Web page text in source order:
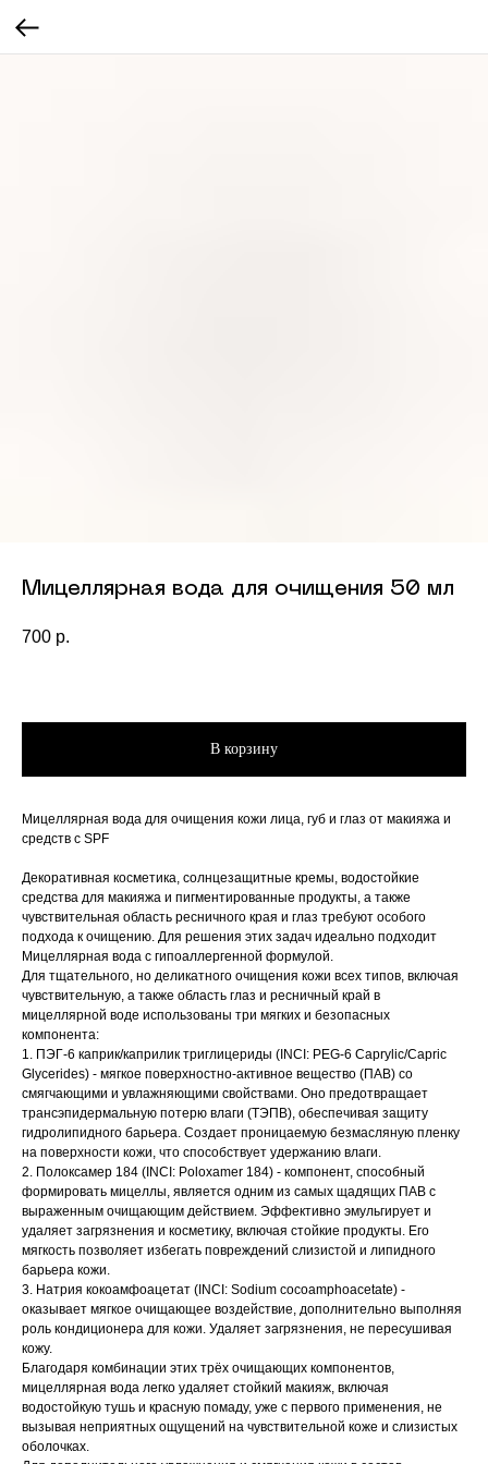
Мицеллярная вода для очищения 50 мл
700 р.
В корзину
Мицеллярная вода для очищения кожи лица, губ и глаз от макияжа и
средств с SPF
Декоративная косметика, солнцезащитные кремы, водостойкие
средства для макияжа и пигментированные продукты, а также
чувствительная область ресничного края и глаз требуют особого
подхода к очищению. Для решения этих задач идеально подходит
Мицеллярная вода с гипоаллергенной формулой.
Для тщательного, но деликатного очищения кожи всех типов, включая
чувствительную, а также область глаз и ресничный край в
мицеллярной воде использованы три мягких и безопасных
компонента:
1. ПЭГ-6 каприк/каприлик триглицериды (INCI: PEG-6 Caprylic/Capric
Glycerides) - мягкое поверхностно-активное вещество (ПАВ) со
смягчающими и увлажняющими свойствами. Оно предотвращает
трансэпидермальную потерю влаги (ТЭПВ), обеспечивая защиту
гидролипидного барьера. Создает проницаемую безмасляную пленку
на поверхности кожи, что способствует удержанию влаги.
2. Полоксамер 184 (INCI: Poloxamer 184) - компонент, способный
формировать мицеллы, является одним из самых щадящих ПАВ с
выраженным очищающим действием. Эффективно эмульгирует и
удаляет загрязнения и косметику, включая стойкие продукты. Его
мягкость позволяет избегать повреждений слизистой и липидного
барьера кожи.
3. Натрия кокоамфоацетат (INCI: Sodium сocoamphoacetate) -
оказывает мягкое очищающее воздействие, дополнительно выполняя
роль кондиционера для кожи. Удаляет загрязнения, не пересушивая
кожу.
Благодаря комбинации этих трёх очищающих компонентов,
мицеллярная вода легко удаляет стойкий макияж, включая
водостойкую тушь и красную помаду, уже с первого применения, не
вызывая неприятных ощущений на чувствительной коже и слизистых
оболочках.